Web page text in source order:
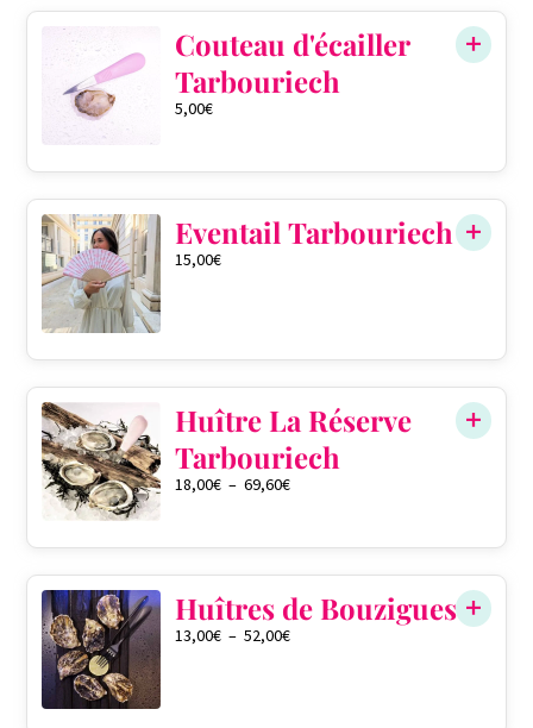
Couteau d'écailler
Tarbouriech
5,00€
Eventail Tarbouriech
15,00€
Huître La Réserve
Tarbouriech
18,00€ – 69,60€
Huîtres de Bouzigues
13,00€ – 52,00€